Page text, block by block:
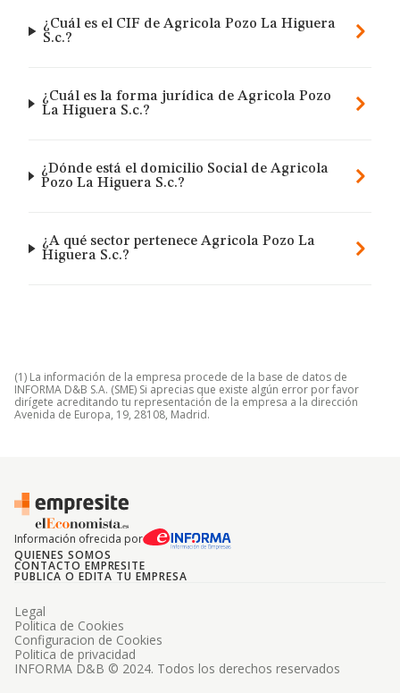
¿Cuál es el CIF de Agricola Pozo La Higuera
S.c.?
¿Cuál es la forma jurídica de Agricola Pozo
La Higuera S.c.?
¿Dónde está el domicilio Social de Agricola
Pozo La Higuera S.c.?
¿A qué sector pertenece Agricola Pozo La
Higuera S.c.?
(1) La información de la empresa procede de la base de datos de
INFORMA D&B S.A. (SME) Si aprecias que existe algún error por favor
dirígete acreditando tu representación de la empresa a la dirección
Avenida de Europa, 19, 28108, Madrid.
Información ofrecida por
QUIENES SOMOS
CONTACTO EMPRESITE
PUBLICA O EDITA TU EMPRESA
INFORMA D&B © 2024. Todos los derechos reservados
Legal
Politica de Cookies
Configuracion de Cookies
Politica de privacidad